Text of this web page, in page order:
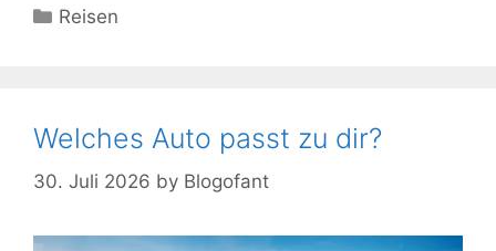
Kategorien
Reisen
Welches Auto passt zu dir?
30. Juli 2026 by Blogofant